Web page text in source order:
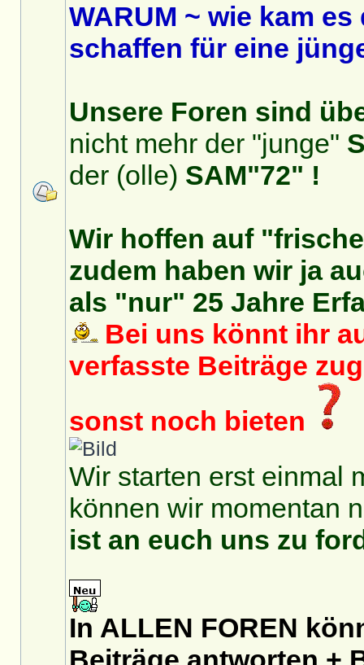
WARUM ~ wie kam
schaffen für eine
Unsere Foren sind
nicht mehr der "junge"
der (olle) SAM"72" !
Wir hoffen auf
zudem haben wir ja
als "nur" 25 Jahre
Bei uns könnt ihr
verfasste Beiträge
sonst noch bieten
Wir starten erst einmal
können wir momentan
ist an euch uns zu
In ALLEN FOREN